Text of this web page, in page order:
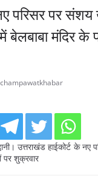
परिसर पर संशय
बेलबाबा मंदिर के
champawatkhabar
उत्तराखंड हाईकोर्ट के नए
शुक्रवार